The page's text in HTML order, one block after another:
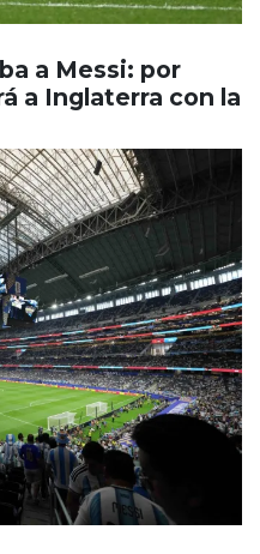
a Messi: por
a Inglaterra con la